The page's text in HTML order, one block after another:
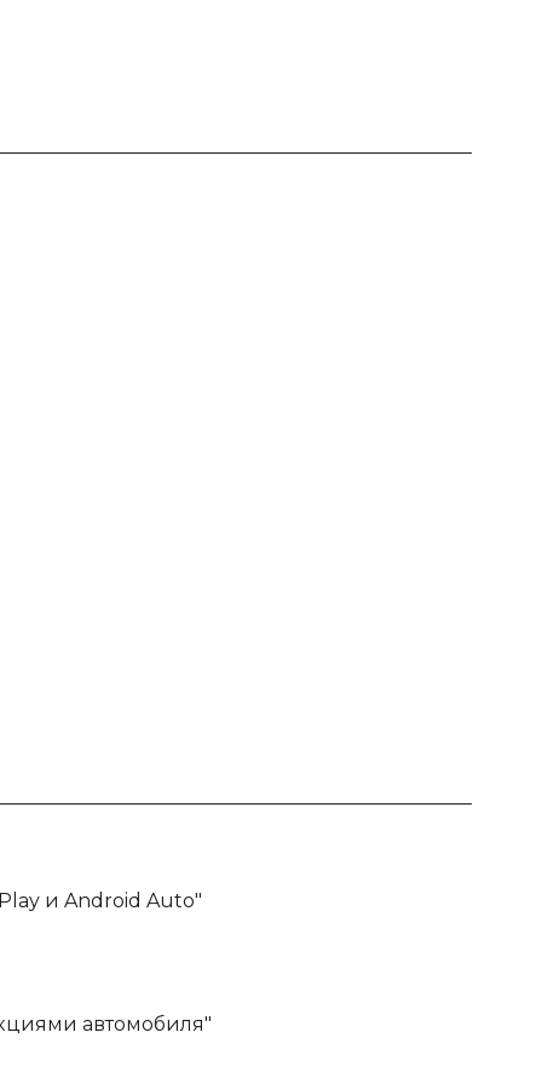
и Android Auto"
автомобиля"